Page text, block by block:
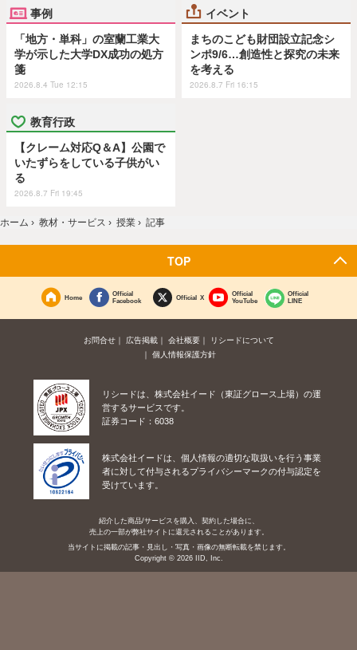
事例
「地方・単科」の室蘭工業大
学が示した大学DX成功の処方
箋
2026.8.4 Tue 12:15
イベント
まちのこども財団設立記念シ
ンポ9/6…創造性と探究の未来
を考える
2026.8.7 Fri 16:15
教育行政
【クレーム対応Q＆A】公園で
いたずらをしている子供がい
る
2026.8.7 Fri 19:45
ホーム › 教材・サービス › 授業 › 記事
TOP
Home
Official
Facebook
Official X
Official
YouTube
Official
LINE
お問合せ 広告掲載 会社概要
リシードについて
個人情報保護方針
リシードは、株式会社イード（東証グロース上場）の運
営するサービスです。
証券コード：6038
株式会社イードは、個人情報の適切な取扱いを行う事業
者に対して付与されるプライバシーマークの付与認定を
受けています。
紹介した商品/サービスを購入、契約した場合に、
売上の一部が弊社サイトに還元されることがあります。
当サイトに掲載の記事・見出し・写真・画像の無断転載を禁じます。
Copyright © 2026 IID, Inc.